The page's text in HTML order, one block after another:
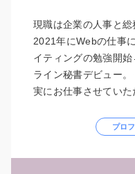
現職は企業の人事と総
2021年にWebの仕事
イティングの勉強開
ライン秘書デビュー
実にお仕事させていた
プロ